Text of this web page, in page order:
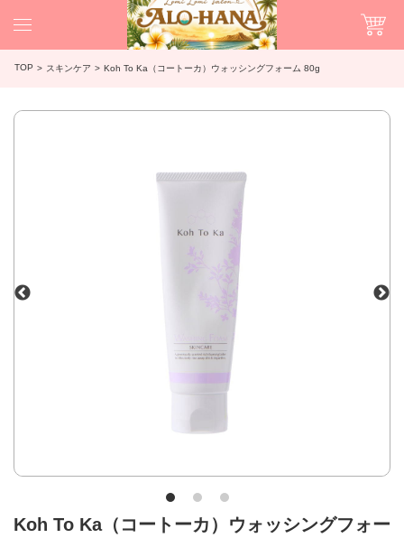
TOP スキンケア Koh To Ka（コートーカ）ウォッシングフォーム 80g
Koh To Ka（コートーカ）ウォッシングフォー